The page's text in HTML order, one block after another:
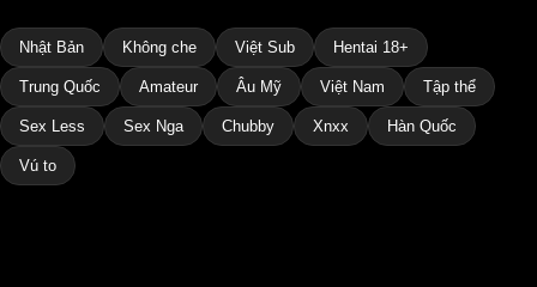
Nhật Bản Không che Việt Sub Hentai 18+
Trung Quốc Amateur Âu Mỹ Việt Nam Tập thể
Sex Less Sex Nga Chubby Xnxx Hàn Quốc
Vú to